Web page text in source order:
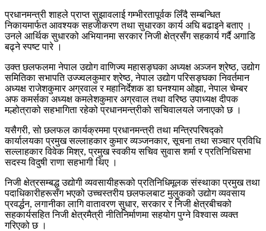
प्रधानमन्त्री शाहले प्राप्त सुझावलाई गम्भीरतापूर्वक लिँदै सम्बन्धित
निकायमार्फत आवश्यक सहजीकरण तथा सुधारका कार्य अघि बढाइने बताए ।
उनले आर्थिक सुधारको अभियानमा सरकार निजी क्षेत्रसँग सहकार्य गर्दै अगाडि
बढ्ने स्पष्ट पारे ।
उक्त छलफलमा नेपाल उद्योग वाणिज्य महासङ्घका अध्यक्ष अञ्जन श्रेष्ठ, उद्योग
समितिका सभापति उज्ज्वलकुमार श्रेष्ठ, नेपाल उद्योग परिसङ्घका निवर्तमान
अध्यक्ष राजेशकुमार अग्रवाल र महानिर्देशक डा घनश्याम ओझा, नेपाल चेम्बर
अफ कमर्सका अध्यक्ष कमलेशकुमार अग्रवाल तथा वरिष्ठ उपाध्यक्ष दीपक
मल्होत्राको सहभागिता रहेको प्रधानमन्त्रीको सचिवालयले जनाएको छ ।
यसैगरी, सो छलफल कार्यक्रममा प्रधानमन्त्री तथा मन्त्रिपरिषद्को
कार्यालयका प्रमुख सल्लाहकार कुमार व्यञ्जनकार, सूचना तथा सञ्चार प्रविधि
सल्लाहकार विवेक मिश्र, प्रमुख स्वकीय सचिव सुवास शर्मा र प्रतिनिधिसभा
सदस्य विदुषी राणा सहभागी थिए ।
निजी क्षेत्रसम्बद्ध उद्योगी व्यवसायीहरूको प्रतिनिधिमूलक संस्थाका प्रमुख तथा
पदाधिकारीहरूसँग भएको उच्चस्तरीय छलफलबाट मुलुकको उद्योग व्यवसाय
प्रवर्द्धन, लगानीका लागि वातावरण सुधार, सरकार र निजी क्षेत्रबीचको
सहकार्यसहित निजी क्षेत्रमैत्री नीतिनिर्माणमा सहयोग पुग्ने विश्वास व्यक्त
गरिएको छ ।